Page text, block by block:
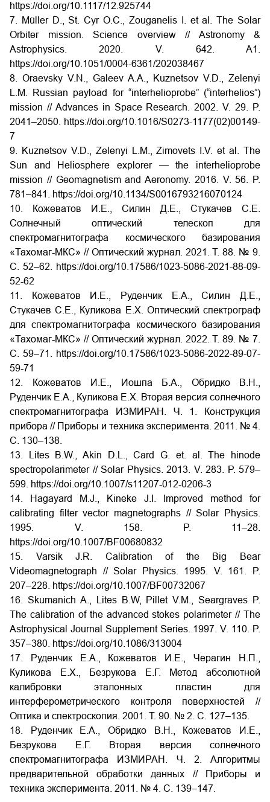
https://doi.org/10.1117/12.925744
7. Müller D., St. Cyr O.C., Zouganelis I. et al. The Solar
Orbiter mission. Science overview // Astronomy &
Astrophysics. 2020. V. 642. A1.
https://doi.org/10.1051/0004-6361/202038467
8. Oraevsky V.N., Galeev A.A., Kuznetsov V.D., Zelenyi
L.M. Russian payload for “interhelioprobe” (“interhelios”)
mission // Advances in Space Research. 2002. V. 29. P.
2041–2050. https://doi.org/10.1016/S0273-1177(02)00149-
7
9. Kuznetsov V.D., Zelenyi L.M., Zimovets I.V. et al. The
Sun and Heliosphere explorer — the interhelioprobe
mission // Geomagnetism and Aeronomy. 2016. V. 56. P.
781–841. https://doi.org/10.1134/S0016793216070124
10. Кожеватов И.Е., Силин Д.Е., Стукачев С.Е.
Солнечный оптический телескоп для
спектромагнитографа космического базирования
«Тахомаг-МКС» // Оптический журнал. 2021. Т. 88. № 9.
C. 52–62. https://doi.org/10.17586/1023-5086-2021-88-09-
52-62
11. Кожеватов И.Е., Руденчик Е.А., Силин Д.Е.,
Стукачев С.Е., Куликова Е.Х. Оптический спектрограф
для спектромагнитографа космического базирования
«Тахомаг-МКС» // Оптический журнал. 2022. Т. 89. № 7.
С. 59–71. https://doi.org/10.17586/1023-5086-2022-89-07-
59-71
12. Кожеватов И.Е., Иошпа Б.А., Обридко В.Н.,
Руденчик Е.А., Куликова Е.Х. Вторая версия солнечного
спектромагнитографа ИЗМИРАН. Ч. 1. Конструкция
прибора // Приборы и техника эксперимента. 2011. № 4.
С. 130–138.
13. Lites B.W., Akin D.L., Card G. et. al. The hinode
spectropolarimeter // Solar Physics. 2013. V. 283. P. 579–
599. https://doi.org/10.1007/s11207-012-0206-3
14. Hagayard M.J., Kineke J.I. Improved method for
calibrating filter vector magnetographs // Solar Physics.
1995. V. 158. P. 11–28.
https://doi.org/10.1007/BF00680832
15. Varsik J.R. Calibration of the Big Bear
Videomagnetograph // Solar Physics. 1995. V. 161. P.
207–228. https://doi.org/10.1007/BF00732067
16. Skumanich A., Lites B.W, Pillet V.M., Seargraves P.
The calibration of the advanced stokes polarimeter // The
Astrophysical Journal Supplement Series. 1997. V. 110. P.
357–380. https://doi.org/10.1086/313004
17. Руденчик Е.А., Кожеватов И.Е., Черагин Н.П.,
Куликова Е.Х., Безрукова Е.Г. Метод абсолютной
калибровки эталонных пластин для
интерферометрического контроля поверхностей //
Оптика и спектроскопия. 2001. Т. 90. № 2. С. 127–135.
18. Руденчик Е.А., Обридко В.Н., Кожеватов И.Е.,
Безрукова Е.Г. Вторая версия солнечного
спектромагнитографа ИЗМИРАН. Ч. 2. Алгоритмы
предварительной обработки данных // Приборы и
техника эксперимента. 2011. № 4. С. 139–147.